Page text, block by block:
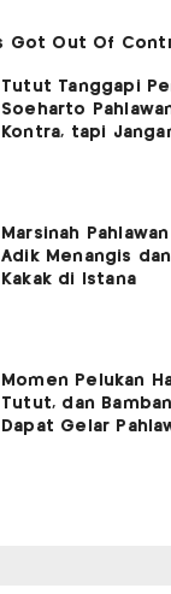
Tutut Tanggapi
Soeharto
Kontra, tapi
Marsinah
Adik Menangis
Kakak di Istana
Momen Pelukan
Tutut, dan
Dapat Gelar